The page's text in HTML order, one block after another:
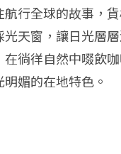
航行全球的故事，
光天窗，讓日光層
在徜徉自然中啜飲
媚的在地特色。